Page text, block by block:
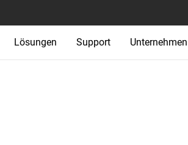
Lösungen Support Unternehmen